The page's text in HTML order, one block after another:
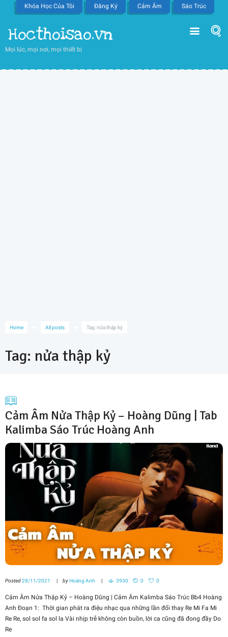
Khóa Học Của Tôi Đăng Ký Cảm Âm Sáo Trúc
Hocthoisao.vn
Mọi lúc, mọi nơi, mọi thiết bị
Home All posts Tag: nửa thập kỷ
Tag: nửa thập kỷ
Cảm Âm Nửa Thập Kỷ – Hoàng Dũng | Tab
Kalimba Sáo Trúc Hoàng Anh
Posted28/11/2021 byHoàng Anh 3930 0 0
Cảm Âm Nửa Thập Kỷ – Hoàng Dũng | Cảm Âm Kalimba Sáo Trúc Bb4 Hoàng
Anh Đoạn 1: Thời gian phát ra điệu nhạc qua những lần đổi thay Re Mi Fa Mi
Re Re, sol sol fa sol la Vài nhịp trễ không còn buồn, lời ca cũng đã đong đầy Do
Re